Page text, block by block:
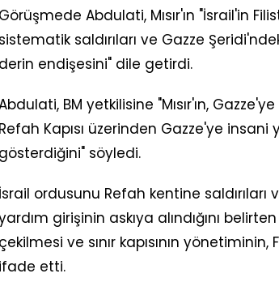
Görüşmede Abdulati, Mısır'ın "İsrail'in
sistematik saldırıları ve Gazze
derin endişesini" dile getirdi.
BM yetkilisine "Mısır'ın,
Refah Kapısı üzerinden Gazze'ye
gösterdiğini" söyledi.
İsrail ordusunu Refah kentine saldırıları
girişinin askıya alındığını
çekilmesi ve sınır kapısının
ifade etti.